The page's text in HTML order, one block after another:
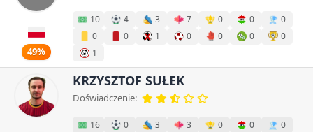
49%
10 4 3 7 0 0
0
0
0 1 0 0 0
0
1
KRZYSZTOF SUŁEK
Doświadczenie:
16 0 3 3 0 0 0